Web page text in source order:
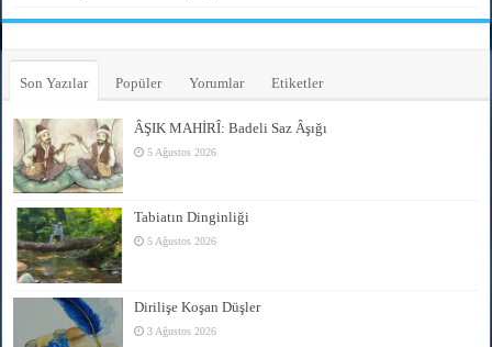
Son Yazılar Popüler Yorumlar Etiketler
ÂŞIK MAHİRÎ: Badeli Saz Âşığı
5 Ağustos 2026
Tabiatın Dinginliği
5 Ağustos 2026
Dirilişe Koşan Düşler
3 Ağustos 2026